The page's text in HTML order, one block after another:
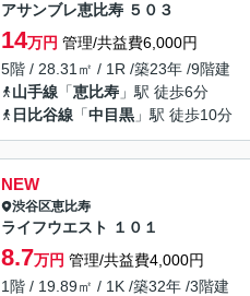
アサンブレ恵比寿 ５０３
14万円 管理/共益費6,000円
5階 / 28.31㎡ / 1R /築23年 /9階建
山手線 「恵比寿 」駅 徒歩6分
日比谷線 「中目黒 」駅 徒歩10分
NEW
渋谷区恵比寿
ライフウエスト １０１
8.7万円 管理/共益費4,000円
1階 / 19.89㎡ / 1K /築32年 /3階建